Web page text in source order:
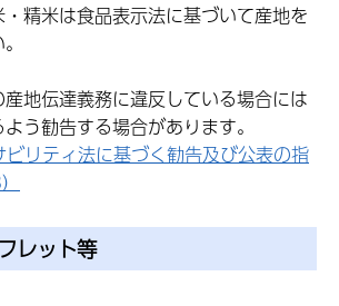
精米は食品表示法に基づいて産地を
地伝達義務に違反している場合には
う勧告する場合があります。
ビリティ法に基づく勧告及び公表の指
レット等